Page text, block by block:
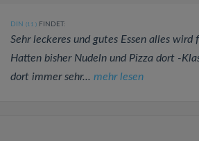
DIN (11 )FINDET:
Sehr leckeres und gutes Essen alles wird
Hatten bisher Nudeln und Pizza dort -
dort immer sehr... mehr lesen